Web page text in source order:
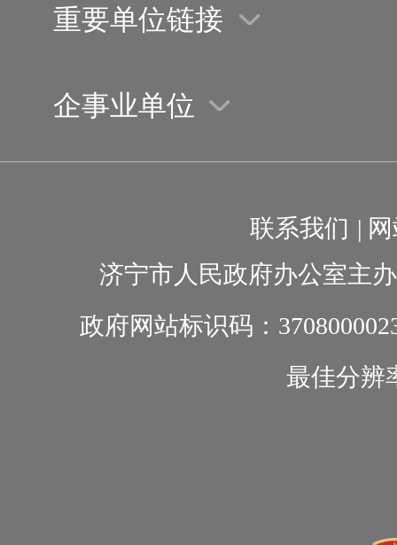
重要单位链接
企事业单位
联系我们 |
济宁市人民政府办公室主
政府网站标识码：
最佳分辨